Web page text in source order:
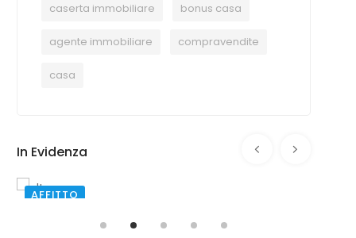
caserta immobiliare bonus casa
agente immobiliare compravendite
casa
In Evidenza
AFFITTO